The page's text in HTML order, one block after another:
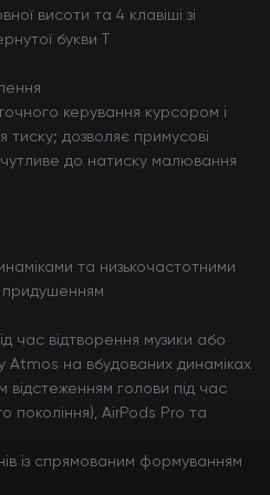
висоти та 4 клавіші зі
букви Т
керування курсором і
дозволяє примусові
до натиску малювання
та низькочастотними
придушенням
час відтворення музики або
Atmos на вбудованих динаміках
відстеженням голови під час
покоління), AirPods Pro та
із спрямованим формуванням